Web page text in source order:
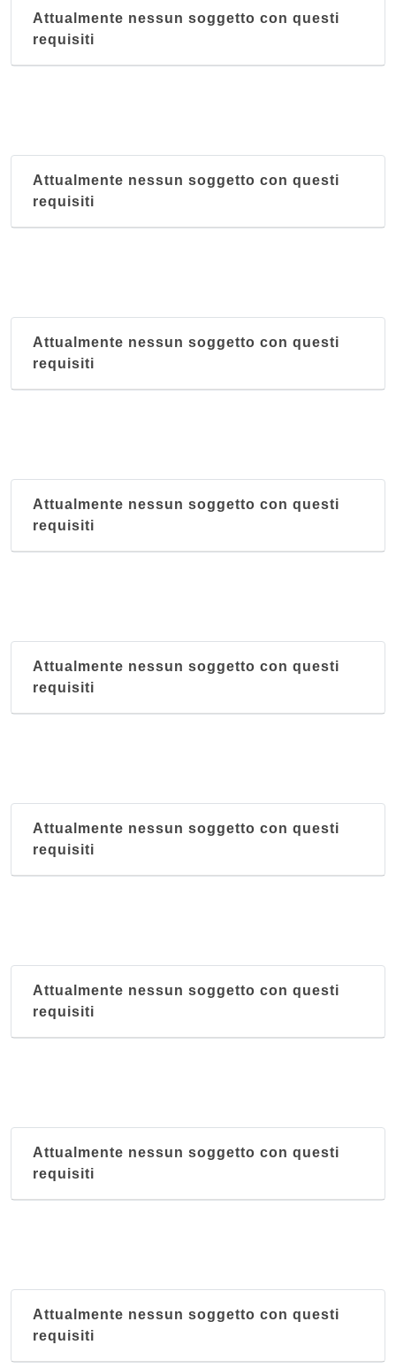
Attualmente nessun soggetto con questi
requisiti
Attualmente nessun soggetto con questi
requisiti
Attualmente nessun soggetto con questi
requisiti
Attualmente nessun soggetto con questi
requisiti
Attualmente nessun soggetto con questi
requisiti
Attualmente nessun soggetto con questi
requisiti
Attualmente nessun soggetto con questi
requisiti
Attualmente nessun soggetto con questi
requisiti
Attualmente nessun soggetto con questi
requisiti